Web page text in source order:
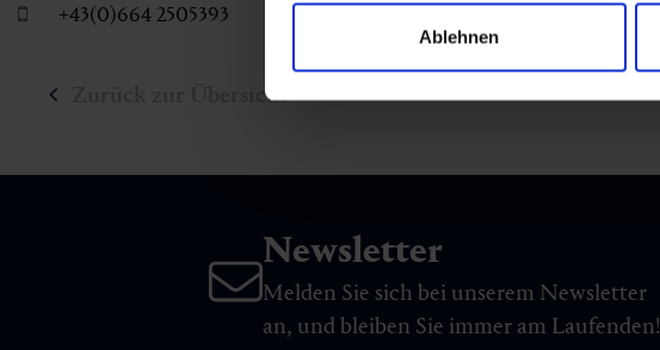
Ablehnen
+43(0)664 2505393
Zurück zur Übersicht
Newsletter
Melden Sie sich bei unserem Newsletter
an, und bleiben Sie immer am Laufenden!